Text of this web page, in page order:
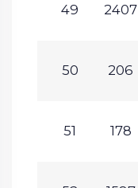
49 2407
50 206
51 178